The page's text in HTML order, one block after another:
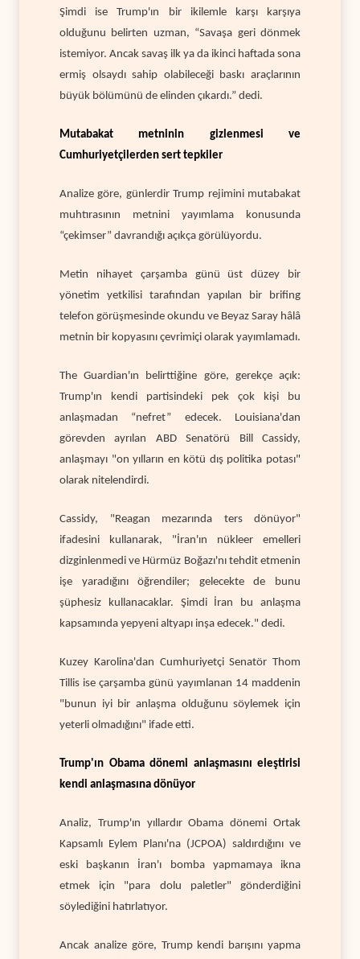
Şimdi ise Trump'ın bir ikilemle karşı karşıya
olduğunu belirten uzman, “Savaşa geri dönmek
istemiyor. Ancak savaş ilk ya da ikinci haftada sona
ermiş olsaydı sahip olabileceği baskı araçlarının
büyük bölümünü de elinden çıkardı.” dedi.
Mutabakat metninin gizlenmesi ve
Cumhuriyetçilerden sert tepkiler
Analize göre, günlerdir Trump rejimini mutabakat
muhtırasının metnini yayımlama konusunda
“çekimser” davrandığı açıkça görülüyordu.
Metin nihayet çarşamba günü üst düzey bir
yönetim yetkilisi tarafından yapılan bir brifing
telefon görüşmesinde okundu ve Beyaz Saray hâlâ
metnin bir kopyasını çevrimiçi olarak yayımlamadı.
The Guardian'ın belirttiğine göre, gerekçe açık:
Trump'ın kendi partisindeki pek çok kişi bu
anlaşmadan “nefret” edecek. Louisiana'dan
görevden ayrılan ABD Senatörü Bill Cassidy,
anlaşmayı "on yılların en kötü dış politika potası"
olarak nitelendirdi.
Cassidy, "Reagan mezarında ters dönüyor"
ifadesini kullanarak, "İran'ın nükleer emelleri
dizginlenmedi ve Hürmüz Boğazı'nı tehdit etmenin
işe yaradığını öğrendiler; gelecekte de bunu
şüphesiz kullanacaklar. Şimdi İran bu anlaşma
kapsamında yepyeni altyapı inşa edecek." dedi.
Kuzey Karolina'dan Cumhuriyetçi Senatör Thom
Tillis ise çarşamba günü yayımlanan 14 maddenin
"bunun iyi bir anlaşma olduğunu söylemek için
yeterli olmadığını" ifade etti.
Trump'ın Obama dönemi anlaşmasını eleştirisi
kendi anlaşmasına dönüyor
Analiz, Trump'ın yıllardır Obama dönemi Ortak
Kapsamlı Eylem Planı'na (JCPOA) saldırdığını ve
eski başkanın İran'ı bomba yapmamaya ikna
etmek için "para dolu paletler" gönderdiğini
söylediğini hatırlatıyor.
Ancak analize göre, Trump kendi barışını yapma